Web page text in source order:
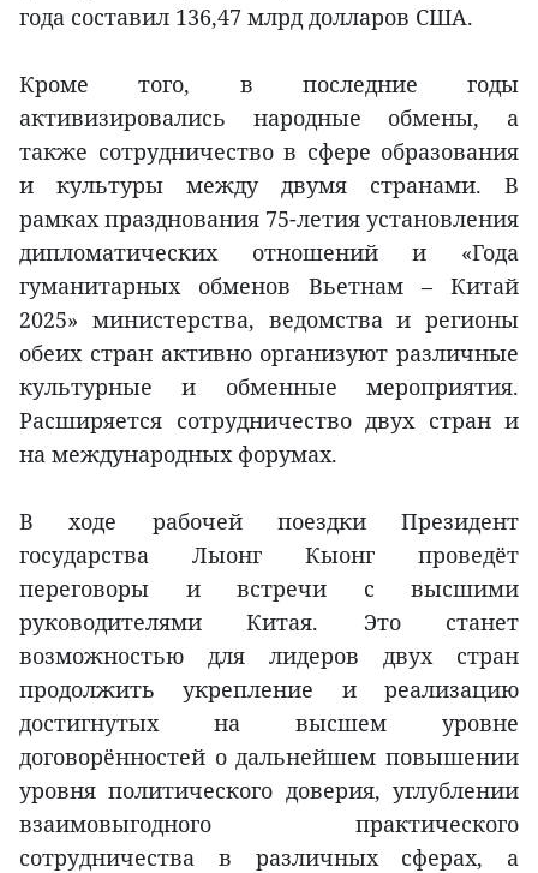
года составил 136,47 млрд долларов США.
Кроме того, в последние годы
активизировались народные обмены, а
также сотрудничество в сфере образования
и культуры между двумя странами. В
рамках празднования 75-летия установления
дипломатических отношений и «Года
гуманитарных обменов Вьетнам – Китай
2025» министерства, ведомства и регионы
обеих стран активно организуют различные
культурные и обменные мероприятия.
Расширяется сотрудничество двух стран и
на международных форумах.
В ходе рабочей поездки Президент
государства Лыонг Кыонг проведёт
переговоры и встречи с высшими
руководителями Китая. Это станет
возможностью для лидеров двух стран
продолжить укрепление и реализацию
достигнутых на высшем уровне
договорённостей о дальнейшем повышении
уровня политического доверия, углублении
взаимовыгодного практического
сотрудничества в различных сферах, а